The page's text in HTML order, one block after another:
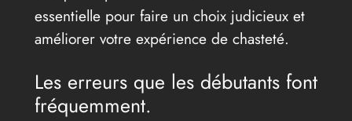
essentielle pour faire un choix judicieux et
améliorer votre expérience de chasteté.
Les erreurs que les débutants font
fréquemment.